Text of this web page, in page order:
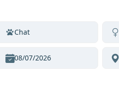
Chat
08/07/2026